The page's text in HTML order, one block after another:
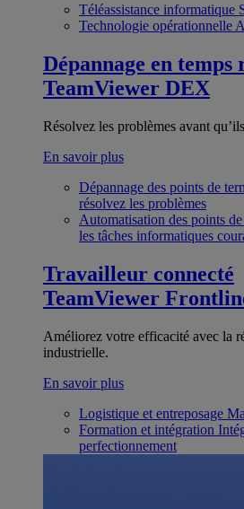
Téléassistance informatique
Technologie opérationnelle
Dépannage en temps
TeamViewer DEX
Résolvez les problèmes avant
En savoir plus
Dépannage des points de
résolvez les problèmes
Automatisation des points
les tâches informatiques
Travailleur connecté
TeamViewer
Améliorez votre efficacité avec la
industrielle.
En savoir plus
Logistique et entreposage
Formation et intégration
perfectionnement